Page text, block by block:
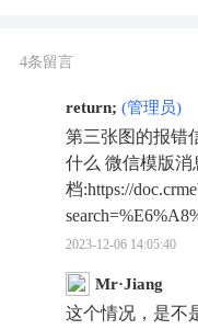
4条留言
return; (管理员)
第三张图的报错
什么 微信模版消
档:https://
2023-12-06 14:05:40
Mr·Jiang
这个情况，是不